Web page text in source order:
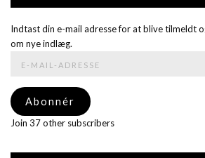
Indtast din e-mail adresse for at blive tilmeldt
om nye indlæg.
adresse
Abonnér
Join 37 other subscribers